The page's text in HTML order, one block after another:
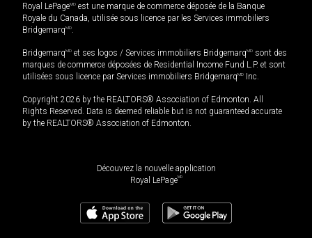
Royal LePageMD est une marque de commerce déposée de la Banque
Royale du Canada, utilisée sous licence par les Services immobiliers
BridgemarqMD.
BridgemarqMD et ses logos / Services immobiliers BridgemarqMD sont des
marques de commerce déposées de Residential Income Fund L.P. et sont
utilisées sous licence par Services immobiliers BridgemarqMD Inc.
Copyright 2026 by the REALTORS® Association of Edmonton. All
Rights Reserved. Data is deemed reliable but is not guaranteed accurate
by the REALTORS® Association of Edmonton.
Découvrez la nouvelle application
Royal LePageMD